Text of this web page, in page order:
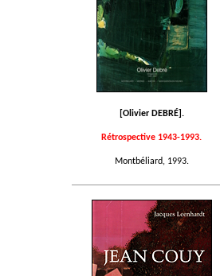
[Olivier DEBRÉ].
Rétrospective 1943-1993.
Montbéliard, 1993.